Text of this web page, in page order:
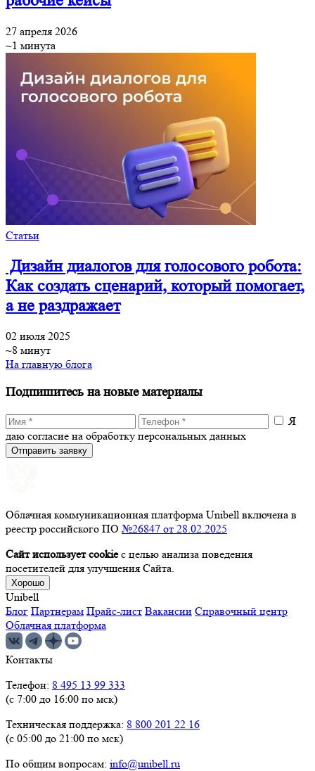
27 апреля 2026
~1 минута
Статьи
Дизайн диалогов для голосового робота:
Как создать сценарий, который помогает,
а не раздражает
02 июля 2025
~8 минут
На главную блога
Подпишитесь на новые материалы
Я
даю согласие на обработку персональных данных
Отправить заявку
Облачная коммуникационная платформа Unibell включена в
реестр российского ПО №26847 от 28.02.2025
Сайт использует cookieс целью анализа поведения
посетителей для улучшения Сайта.
Хорошо
Unibell
Блог Партнерам Прайс-лист Вакансии Справочный центр
Облачная платформа
Контакты
Телефон: 8 495 13 99 333
(с 7:00 до 16:00 по мск)
Техническая поддержка: 8 800 201 22 16
(с 05:00 до 21:00 по мск)
По общим вопросам: info@unibell.ru